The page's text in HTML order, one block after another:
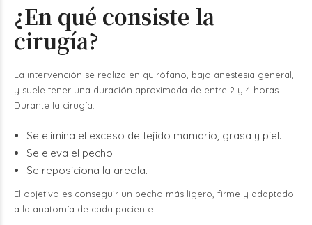
¿En qué consiste la
cirugía?
La intervención se realiza en quirófano, bajo anestesia general,
y suele tener una duración aproximada de entre 2 y 4 horas.
Durante la cirugía:
Se elimina el exceso de tejido mamario, grasa y piel.
Se eleva el pecho.
Se reposiciona la areola.
El objetivo es conseguir un pecho más ligero, firme y adaptado
a la anatomía de cada paciente.